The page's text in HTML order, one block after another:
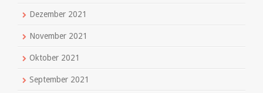
Dezember 2021
November 2021
Oktober 2021
September 2021